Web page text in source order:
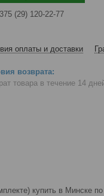
(29) 120-22-77
оплаты и доставки
товара в течение 14
купить в Минске